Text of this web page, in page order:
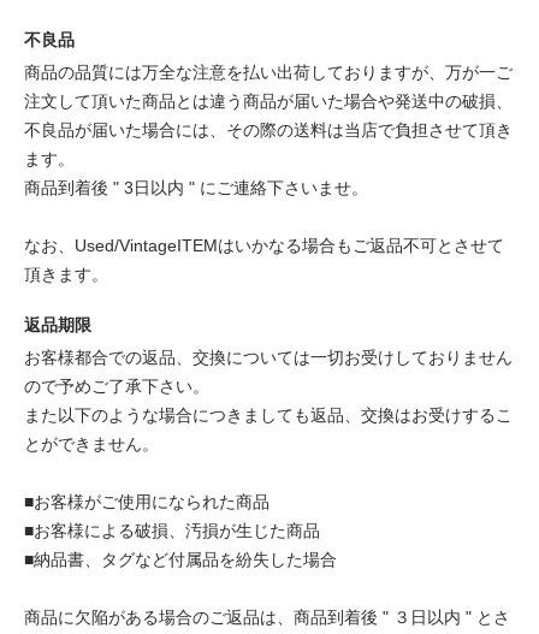
不良品
商品の品質には万全な注意を払い出荷しておりますが、万が一ご
注文して頂いた商品とは違う商品が届いた場合や発送中の破損、
不良品が届いた場合には、その際の送料は当店で負担させて頂き
ます。
商品到着後 " 3日以内 " にご連絡下さいませ。
なお、Used/VintageITEMはいかなる場合もご返品不可とさせて
頂きます。
返品期限
お客様都合での返品、交換については一切お受けしておりません
ので予めご了承下さい。
また以下のような場合につきましても返品、交換はお受けするこ
とができません。
■お客様がご使用になられた商品
■お客様による破損、汚損が生じた商品
■納品書、タグなど付属品を紛失した場合
商品に欠陥がある場合のご返品は、商品到着後 " ３日以内 " とさ